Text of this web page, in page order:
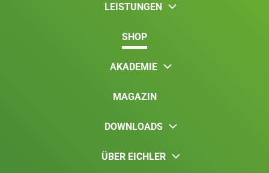
LEISTUNGEN
SHOP
AKADEMIE
MAGAZIN
DOWNLOADS
ÜBER EICHLER